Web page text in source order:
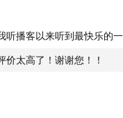
听播客以来听到最快乐的
价太高了！谢谢您！！